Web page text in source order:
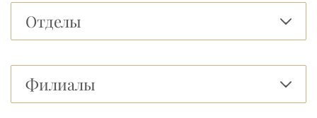
Отделы
Филиалы